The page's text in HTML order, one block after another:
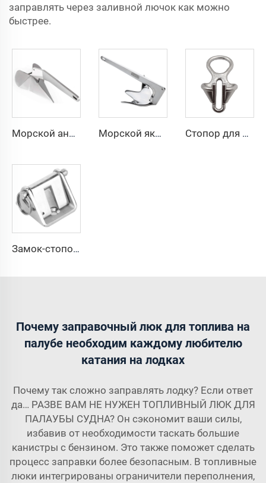
заправлять через заливной лючок как можно
быстрее.
Морской анкер для швартовки в форме дельты из нержавеющей стали 316-го класса для лодок Морской якорь типа Bruce с когтем из нержавеющей стали 316-й марки Стопор для якорной цепи лодки из нержавеющей стали 316
Замок-стопор для якорной цепи лодки из нержавеющей стали 316
Почему заправочный люк для топлива на
палубе необходим каждому любителю
катания на лодках
Почему так сложно заправлять лодку? Если ответ
да… РАЗВЕ ВАМ НЕ НУЖЕН ТОПЛИВНЫЙ ЛЮК ДЛЯ
ПАЛАУБЫ СУДНА? Он сэкономит ваши силы,
избавив от необходимости таскать большие
канистры с бензином. Это также поможет сделать
процесс заправки более безопасным. В топливные
люки интегрированы ограничители переполнения,